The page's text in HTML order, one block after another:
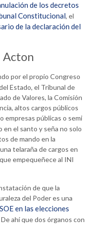
de los decretos
Constitucional, el
de la declaración del
Acton
por el propio Congreso
Estado, el Tribunal de
de Valores, la Comisión
altos cargos públicos
empresas públicas o semi
en el santo y seña no solo
de mando en la
telaraña de cargos en
empequeñece al INI
de que la
del Poder es una
en las elecciones
De ahí que dos órganos con